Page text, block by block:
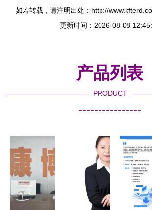
如若转载，请注明出处：http://
更新时间：2026-08-08
产品列表
PRODUCT
----------------